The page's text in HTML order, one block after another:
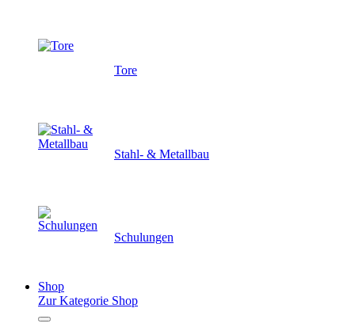
Tore
Stahl- & Metallbau
Schulungen
Shop
Zur Kategorie Shop